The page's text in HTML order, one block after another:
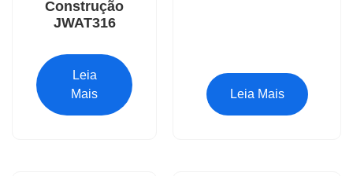
Construção
JWAT316
Leia
Mais
Leia Mais